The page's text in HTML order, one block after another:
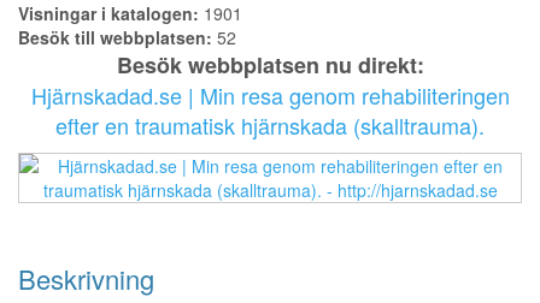
Visningar i katalogen: 1901
Besök till webbplatsen: 52
Besök webbplatsen nu direkt:
Hjärnskadad.se | Min resa genom rehabiliteringen
efter en traumatisk hjärnskada (skalltrauma).
Beskrivning